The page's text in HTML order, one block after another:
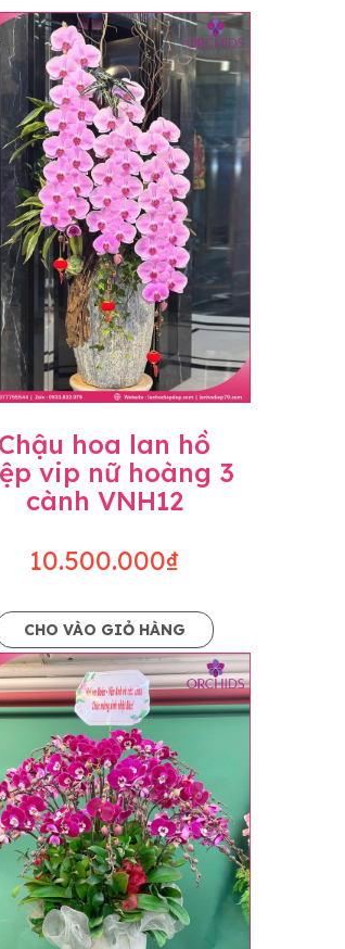
công nên có thể sẽ
vào thời điểm hoa nở
khoảng 80-90%,
thông báo và tư vấn
được với người
Chậu hoa lan hồ
vip nữ hoàng 3
cành VNH12
10.500.000₫
CHO VÀO GIỎ HÀNG